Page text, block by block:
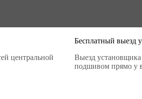
центральной
Бесплатный выезд
Выезд
подшивом прямо у